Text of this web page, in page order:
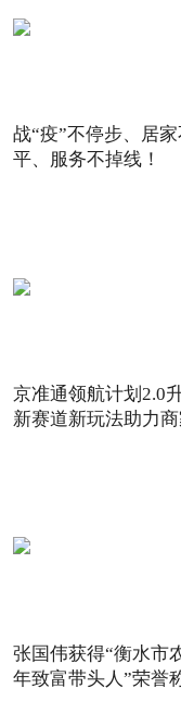
战“疫”不停步、居
平、服务不掉线！
京准通领航计划2.0
新赛道新玩法助力
张国伟获得“衡水市
年致富带头人”荣誉